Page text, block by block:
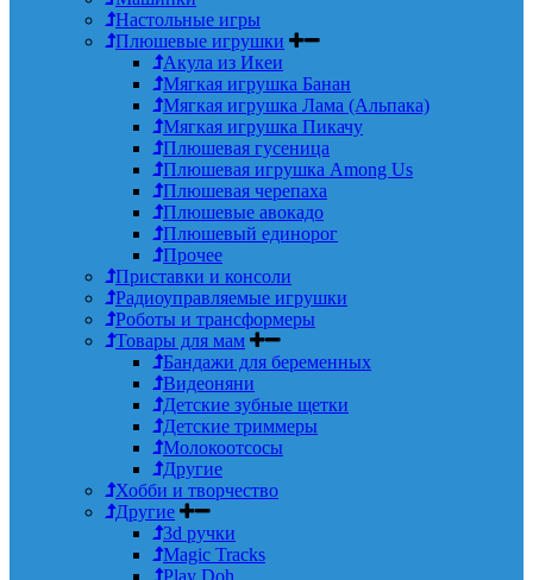
Настольные игры
Плюшевые игрушки
Акула из Икеи
Мягкая игрушка Банан
Мягкая игрушка Лама (Альпака)
Мягкая игрушка Пикачу
Плюшевая гусеница
Плюшевая игрушка Among Us
Плюшевая черепаха
Плюшевые авокадо
Плюшевый единорог
Прочее
Приставки и консоли
Радиоуправляемые игрушки
Роботы и трансформеры
Товары для мам
Бандажи для беременных
Видеоняни
Детские зубные щетки
Детские триммеры
Молокоотсосы
Другие
Хобби и творчество
Другие
3d ручки
Magic Tracks
Play Doh